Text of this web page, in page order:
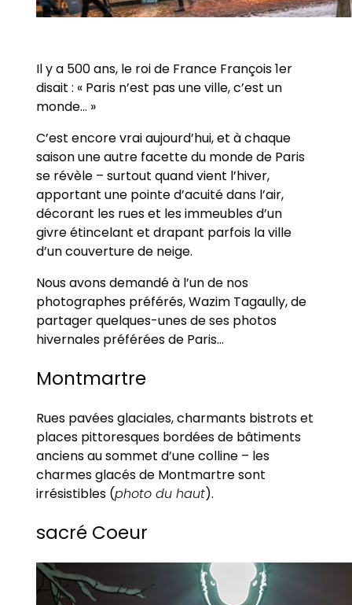
Il y a 500 ans, le roi de France François 1er
disait : « Paris n’est pas une ville, c’est un
monde… »
C’est encore vrai aujourd’hui, et à chaque
saison une autre facette du monde de Paris
se révèle – surtout quand vient l’hiver,
apportant une pointe d’acuité dans l’air,
décorant les rues et les immeubles d’un
givre étincelant et drapant parfois la ville
d’un couverture de neige.
Nous avons demandé à l’un de nos
photographes préférés, Wazim Tagaully, de
partager quelques-unes de ses photos
hivernales préférées de Paris…
Montmartre
Rues pavées glaciales, charmants bistrots et
places pittoresques bordées de bâtiments
anciens au sommet d’une colline – les
charmes glacés de Montmartre sont
irrésistibles (photo du haut).
sacré Coeur